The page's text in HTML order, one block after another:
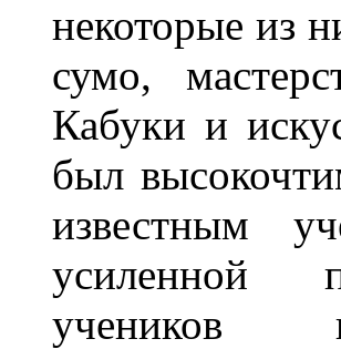
некоторые из
сумо,
Кабуки и
был
известным
усиленной
учеников